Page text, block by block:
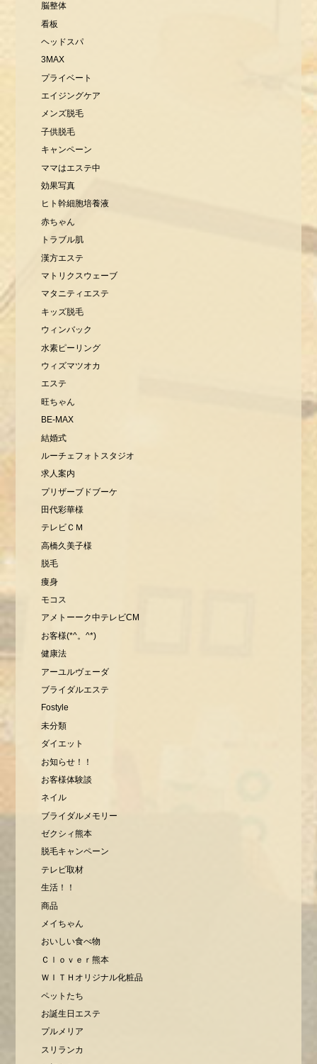
脳整体
看板
ヘッドスパ
3MAX
プライベート
エイジングケア
メンズ脱毛
子供脱毛
キャンペーン
ママはエステ中
効果写真
ヒト幹細胞培養液
赤ちゃん
トラブル肌
漢方エステ
マトリクスウェーブ
マタニティエステ
キッズ脱毛
ウィンバック
水素ピーリング
ウィズマツオカ
エステ
旺ちゃん
BE-MAX
結婚式
ルーチェフォトスタジオ
求人案内
プリザーブドブーケ
田代彩華様
テレビＣＭ
高橋久美子様
脱毛
痩身
モコス
アメトーーク中テレビCM
お客様(*^。^*)
健康法
アーユルヴェーダ
ブライダルエステ
Fostyle
未分類
ダイエット
お知らせ！！
お客様体験談
ネイル
ブライダルメモリー
ゼクシィ熊本
脱毛キャンペーン
テレビ取材
生活！！
商品
メイちゃん
おいしい食べ物
Ｃｌｏｖｅｒ熊本
ＷＩＴＨオリジナル化粧品
ペットたち
お誕生日エステ
プルメリア
スリランカ